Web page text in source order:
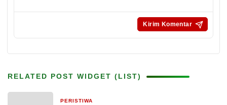
RELATED POST WIDGET (LIST)
PERISTIWA